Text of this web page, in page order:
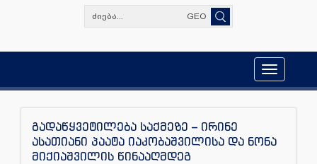
GEO
Toggle
navigation
გადაწყვეტილება საქმეზე – ირინე
ასათიანი პაატა იაკობაშვილისა და ნონა
მიქიაშვილის წინააღმდეგ